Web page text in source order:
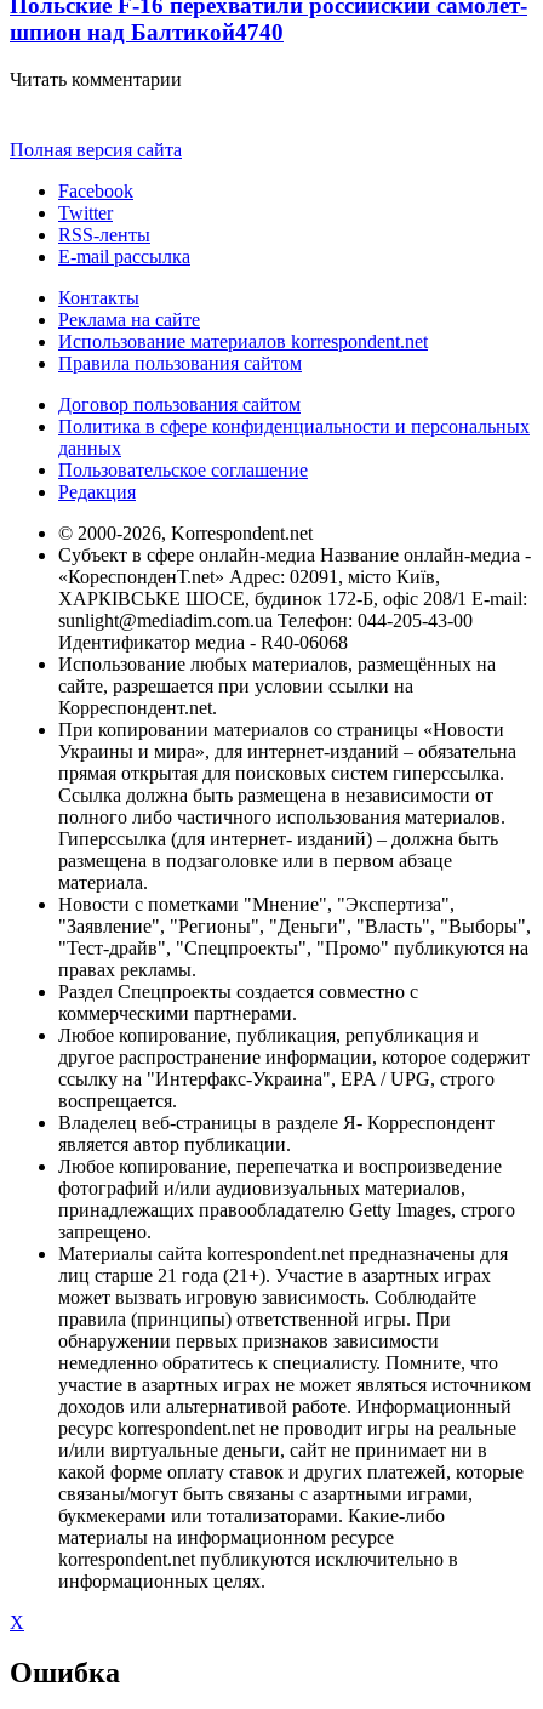
Польские F-16 перехватили российский самолет-
шпион над Балтикой4740
Читать комментарии
Полная версия сайта
Facebook
Twitter
RSS-ленты
E-mail рассылка
Контакты
Реклама на сайте
Использование материалов korrespondent.net
Правила пользования сайтом
Договор пользования сайтом
Политика в сфере конфиденциальности и персональных
данных
Пользовательское соглашение
Редакция
© 2000-2026, Korrespondent.net
Субъект в сфере онлайн-медиа Название онлайн-медиа -
«КореспонденТ.net» Адрес: 02091, місто Київ,
ХАРКІВСЬКЕ ШОСЕ, будинок 172-Б, офіс 208/1 E-mail:
sunlight@mediadim.com.ua Телефон: 044-205-43-00
Идентификатор медиа - R40-06068
Использование любых материалов, размещённых на
сайте, разрешается при условии ссылки на
Корреспондент.net.
При копировании материалов со страницы «Новости
Украины и мира», для интернет-изданий – обязательна
прямая открытая для поисковых систем гиперссылка.
Ссылка должна быть размещена в независимости от
полного либо частичного использования материалов.
Гиперссылка (для интернет- изданий) – должна быть
размещена в подзаголовке или в первом абзаце
материала.
Новости с пометками "Мнение", "Экспертиза",
"Заявление", "Регионы", "Деньги", "Власть", "Выборы",
"Тест-драйв", "Спецпроекты", "Промо" публикуются на
правах рекламы.
Раздел Спецпроекты создается совместно с
коммерческими партнерами.
Любое копирование, публикация, републикация и
другое распространение информации, которое содержит
ссылку на "Интерфакс-Украина", EPA / UPG, строго
воспрещается.
Владелец веб-страницы в разделе Я- Корреспондент
является автор публикации.
Любое копирование, перепечатка и воспроизведение
фотографий и/или аудиовизуальных материалов,
принадлежащих правообладателю Getty Images, строго
запрещено.
Материалы сайта korrespondent.net предназначены для
лиц старше 21 года (21+). Участие в азартных играх
может вызвать игровую зависимость. Соблюдайте
правила (принципы) ответственной игры. При
обнаружении первых признаков зависимости
немедленно обратитесь к специалисту. Помните, что
участие в азартных играх не может являться источником
доходов или альтернативой работе. Информационный
ресурс korrespondent.net не проводит игры на реальные
и/или виртуальные деньги, сайт не принимает ни в
какой форме оплату ставок и других платежей, которые
связаны/могут быть связаны с азартными играми,
букмекерами или тотализаторами. Какие-либо
материалы на информационном ресурсе
korrespondent.net публикуются исключительно в
информационных целях.
X
Ошибка